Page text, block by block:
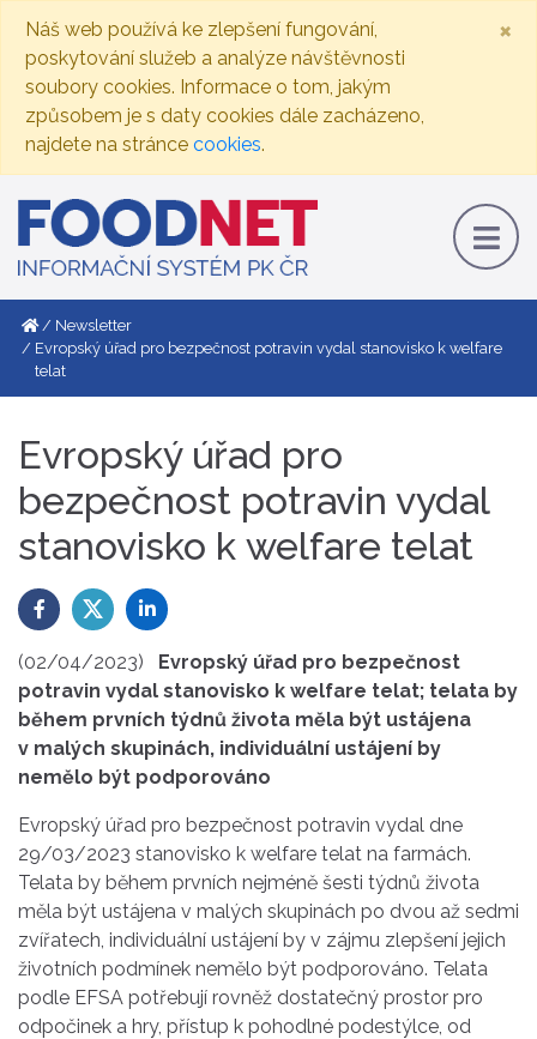
Náš web používá ke zlepšení fungování,
poskytování služeb a analýze návštěvnosti
soubory cookies. Informace o tom, jakým
způsobem je s daty cookies dále zacházeno,
najdete na stránce cookies.
×
Newsletter
Evropský úřad pro bezpečnost potravin vydal stanovisko k welfare
telat
Evropský úřad pro
bezpečnost potravin vydal
stanovisko k welfare telat
(02/04/2023) Evropský úřad pro bezpečnost
potravin vydal stanovisko k welfare telat; telata by
během prvních týdnů života měla být ustájena
v malých skupinách, individuální ustájení by
nemělo být podporováno
Evropský úřad pro bezpečnost potravin vydal dne
29/03/2023 stanovisko k welfare telat na farmách.
Telata by během prvních nejméně šesti týdnů života
měla být ustájena v malých skupinách po dvou až sedmi
zvířatech, individuální ustájení by v zájmu zlepšení jejich
životních podmínek nemělo být podporováno. Telata
podle EFSA potřebují rovněž dostatečný prostor pro
odpočinek a hry, přístup k pohodlné podestýlce, od